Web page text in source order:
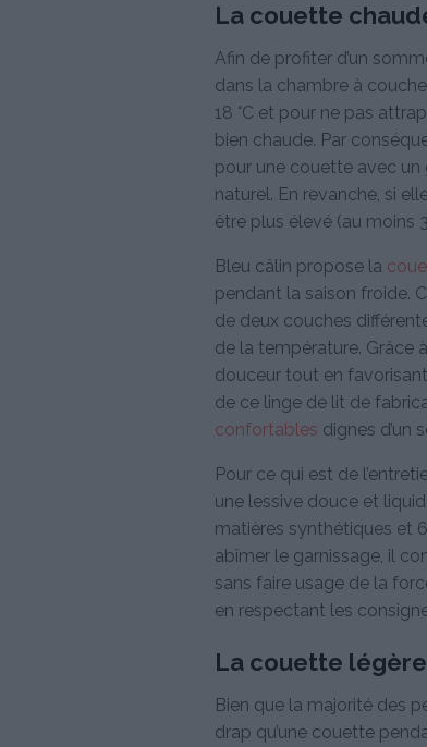
La couette
Afin de profiter d’un
dans la chambre à
18 °C et pour ne pas
bien chaude. Par
pour une couette avec un
naturel. En revanche, si
être plus élevé (au moins
Bleu câlin propose la
pendant la saison froide.
de deux couches
de la température. Grâce
douceur tout en
de ce linge de lit de
confortables dignes d’un
Pour ce qui est de
une lessive douce et
matières synthétiques et
abîmer le garnissage, il
sans faire usage de la
en respectant les
La couette légère
Bien que la majorité des
drap qu’une couette